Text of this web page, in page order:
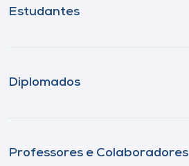
Estudantes
Diplomados
Professores e Colaboradores